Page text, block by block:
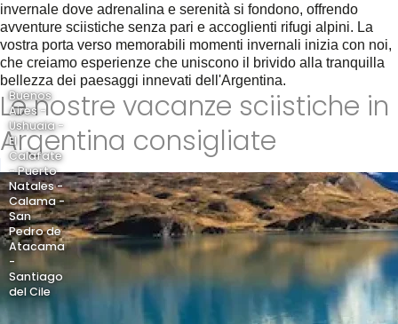
invernale dove adrenalina e serenità si fondono, offrendo
avventure sciistiche senza pari e accoglienti rifugi alpini. La
vostra porta verso memorabili momenti invernali inizia con noi,
che creiamo esperienze che uniscono il brivido alla tranquilla
bellezza dei paesaggi innevati dell'Argentina.
Le nostre vacanze sciistiche in
Argentina consigliate
Buenos
Aires -
Ushuaia -
El
Calafate
- Puerto
Natales -
Calama -
San
Pedro de
Atacama
-
Santiago
del Cile